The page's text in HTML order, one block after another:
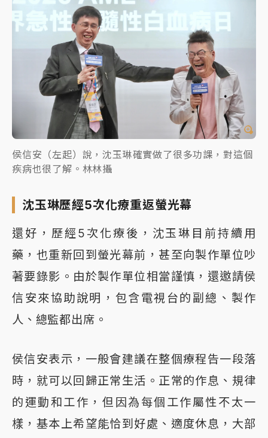
侯信安（左起）說，沈玉琳確實做了很多功課，對這個
疾病也很了解。林林攝
沈玉琳歷經5次化療重返螢光幕
還好，歷經5次化療後，沈玉琳目前持續用
藥，也重新回到螢光幕前，甚至向製作單位吵
著要錄影。由於製作單位相當謹慎，還邀請侯
信安來協助說明，包含電視台的副總、製作
人、總監都出席。
侯信安表示，一般會建議在整個療程告一段落
時，就可以回歸正常生活。正常的作息、規律
的運動和工作，但因為每個工作屬性不太一
樣，基本上希望能恰到好處、適度休息，大部